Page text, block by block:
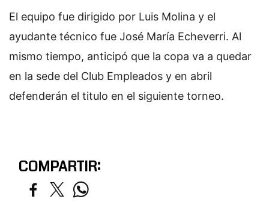
El equipo fue dirigido por Luis Molina y el
ayudante técnico fue José María Echeverri. Al
mismo tiempo, anticipó que la copa va a quedar
en la sede del Club Empleados y en abril
defenderán el titulo en el siguiente torneo.
COMPARTIR: